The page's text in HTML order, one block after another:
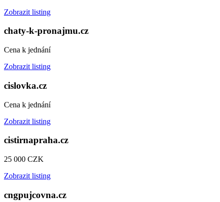
Zobrazit listing
chaty-k-pronajmu.cz
Cena k jednání
Zobrazit listing
cislovka.cz
Cena k jednání
Zobrazit listing
cistirnapraha.cz
25 000 CZK
Zobrazit listing
cngpujcovna.cz